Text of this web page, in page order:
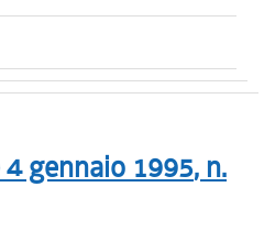
4 gennaio 1995, n.